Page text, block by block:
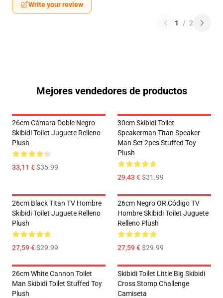
Write your review
1 / 2
Mejores vendedores de productos
26cm Cámara Doble Negro
Skibidi Toilet Juguete Relleno
Plush
33,11 €$35.99
30cm Skibidi Toilet
Speakerman Titan Speaker
Man Set 2pcs Stuffed Toy
Plush
29,43 €$31.99
26cm Black Titan TV Hombre
Skibidi Toilet Juguete Relleno
Plush
27,59 €$29.99
26cm Negro OR Código TV
Hombre Skibidi Toilet Juguete
Relleno Plush
27,59 €$29.99
26cm White Cannon Toilet
Man Skibidi Toilet Stuffed Toy
Plush
Skibidi Toilet Little Big Skibidi
Cross Stomp Challenge
Camiseta